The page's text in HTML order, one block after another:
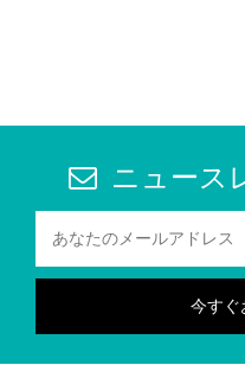
ニュース